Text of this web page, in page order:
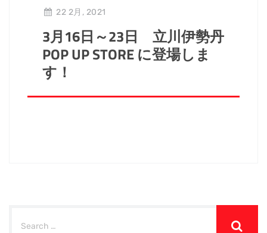
22 2月, 2021
3月16日～23日 立川伊勢丹
POP UP STORE に登場しま
す！